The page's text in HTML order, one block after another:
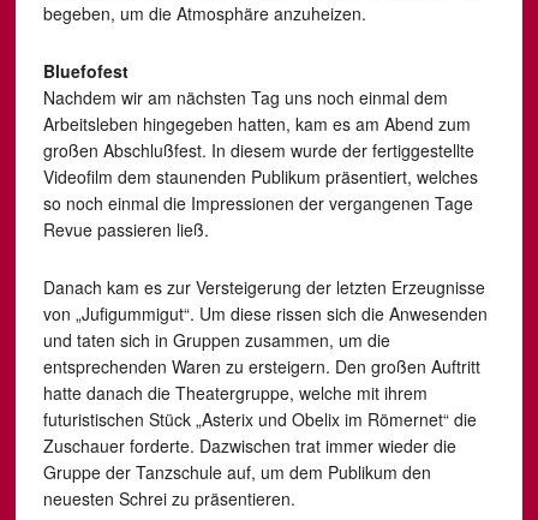
begeben, um die Atmosphäre anzuheizen.
Bluefofest
Nachdem wir am nächsten Tag uns noch einmal dem
Arbeitsleben hingegeben hatten, kam es am Abend zum
großen Abschlußfest. In diesem wurde der fertiggestellte
Videofilm dem staunenden Publikum präsentiert, welches
so noch einmal die Impressionen der vergangenen Tage
Revue passieren ließ.
Danach kam es zur Versteigerung der letzten Erzeugnisse
von „Jufigummigut“. Um diese rissen sich die Anwesenden
und taten sich in Gruppen zusammen, um die
entsprechenden Waren zu ersteigern. Den großen Auftritt
hatte danach die Theatergruppe, welche mit ihrem
futuristischen Stück „Asterix und Obelix im Römernet“ die
Zuschauer forderte. Dazwischen trat immer wieder die
Gruppe der Tanzschule auf, um dem Publikum den
neuesten Schrei zu präsentieren.